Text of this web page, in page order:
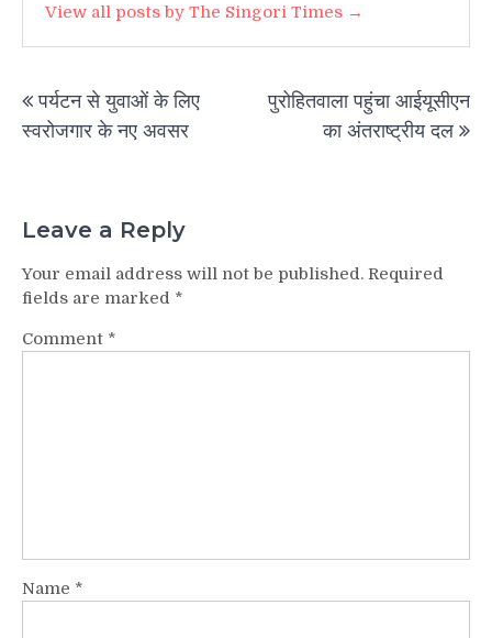
View all posts by The Singori Times →
Post
navigation
पर्यटन से युवाओं के लिए
स्वरोजगार के नए अवसर
पुरोहितवाला पहुंचा आईयूसीएन
का अंतराष्ट्रीय दल
Leave a Reply
Your email address will not be published. Required
fields are marked *
Comment *
Name *